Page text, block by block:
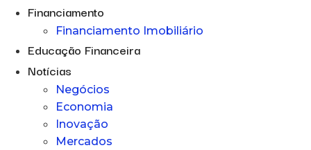
Financiamento
Financiamento Imobiliário
Educação Financeira
Notícias
Negócios
Economia
Inovação
Mercados